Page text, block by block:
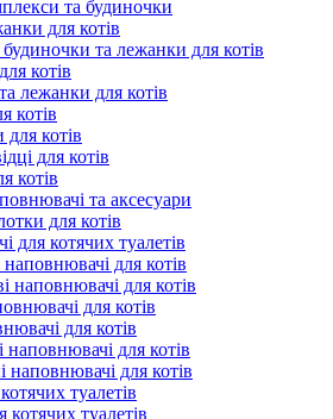
та будиночки
для котів
та лежанки для котів
котів
лежанки для котів
котів
котів
для котів
котів
та аксесуари
для котів
для котячих туалетів
наповнювачі для котів
наповнювачі для котів
для котів
для котів
наповнювачі для котів
наповнювачі для котів
туалетів
туалетів